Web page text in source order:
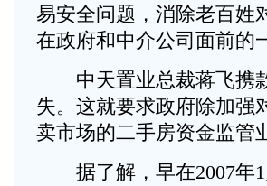
易安全问题，消除老百姓
在政府和中介公司面前的
中天置业总裁蒋飞携
失。这就要求政府除加强
卖市场的二手房资金监管
据了解，早在2007年1